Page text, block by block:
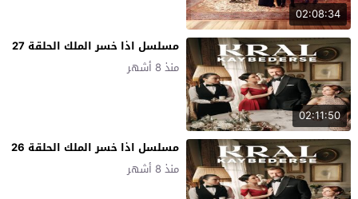
02:08:34
02:11:50
مسلسل اذا خسر الملك الحلقة 27
منذ 8 أشهر
مسلسل اذا خسر الملك الحلقة 26
منذ 8 أشهر